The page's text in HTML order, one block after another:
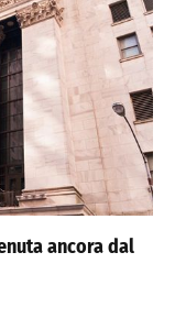
ancora dal